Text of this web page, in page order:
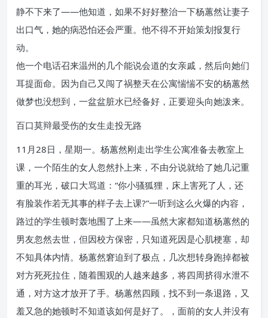
静不下来了——他知道，如果不好好整治一下杨蕙然让妻子
出口气，她的病恐怕还会严重。他不得不开始策划报复行
动。
他一个电话召来温州的几个能说会道的女亲戚，然后向她们
耳提面命。因为自己又闯了祸整天在公寓惴惴不安的杨蕙然
做梦也没想到，一盆盆脏水已经备好，正要迎头向她泼来。
百口莫辩最受伤的女生走投无路
11月28日，星期一。杨蕙然刚走出学生公寓准备去教室上
课，一个陌生的女人忽然扑上来，不由分说就给了她几记重
重的耳光，破口大骂道：“你小骚狐狸，床上害死了人，还
有脸装作若无其事的样子去上课?”一听到这么火爆的内容，
路过的学生顿时轰地围了上来——虽然大家都知道杨蕙然的
男友忽然去世，但因校方保密，只知道死因是心肌梗塞，却
不知具体内情。杨蕙然窘迫到了极点，几次想转身跑掉都被
对方死死拉住，随着围观的人越来越多，将四周挤得水泄不
通，对方这才放开了手。杨蕙然四顾，找不到一条退路，又
羞又急的她顿时不知道该如何是好了。，面前的女人并没有